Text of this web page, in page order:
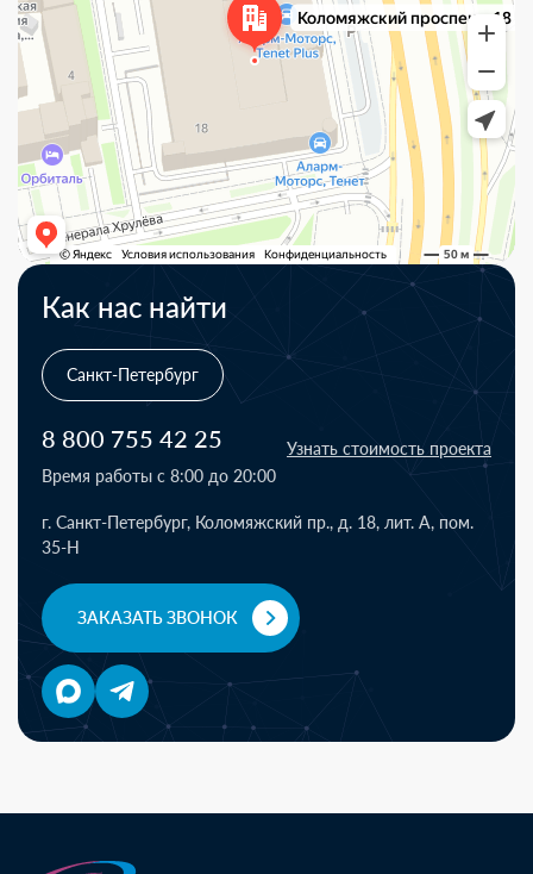
Как нас найти
Санкт-Петербург
8 800 755 42 25
Время работы с 8:00 до 20:00
Узнать стоимость проекта
г. Санкт-Петербург, Коломяжский пр., д. 18, лит. А, пом.
35-Н
ЗАКАЗАТЬ ЗВОНОК